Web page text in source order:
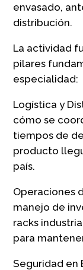
envasado,
distribución.
La actividad
pilares
especialidad:
Logística y
cómo se
tiempos de
producto
país.
Operaciones
manejo de
racks
para
Seguridad en